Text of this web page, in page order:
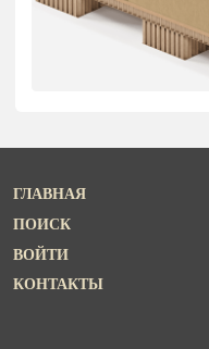
ГЛАВНАЯ
ПОИСК
ВОЙТИ
КОНТАКТЫ